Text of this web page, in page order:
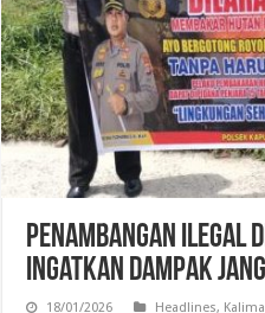
Penambangan Ilegal
Ingatkan Dampak
18/01/2026 Headlines,